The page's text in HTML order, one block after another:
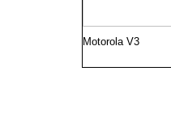
Motorola V3